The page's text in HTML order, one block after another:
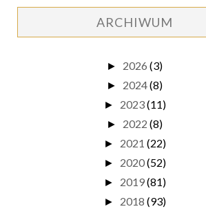
ARCHIWUM
► 2026 (3)
► 2024(8)
► 2023(11)
► 2022 (8)
► 2021 (22)
► 2020(52)
► 2019(81)
► 2018 (93)